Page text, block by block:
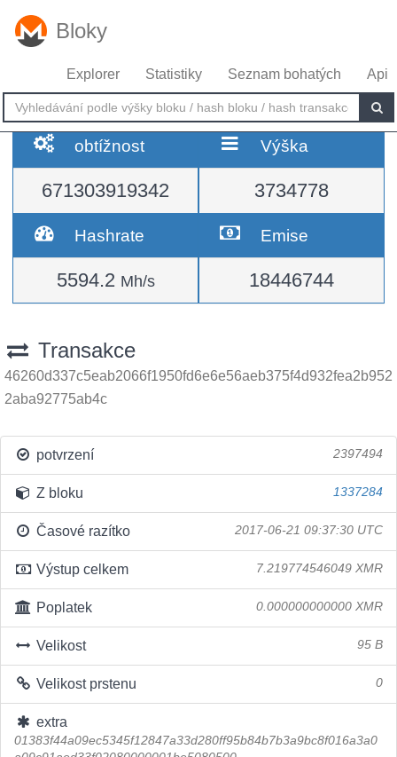
Bloky
Explorer Statistiky Seznam bohatých Api
obtížnost
671303919342
Výška
3734778
Hashrate
5594.2 Mh/s
Emise
18446744
Transakce
46260d337c5eab2066f1950fd6e6e56aeb375f4d932fea2b952
2aba92775ab4c
potvrzení 2397494
Z bloku 1337284
Časové razítko 2017-06-21 09:37:30 UTC
Výstup celkem 7.219774546049 XMR
Poplatek 0.000000000000 XMR
Velikost 95 B
Velikost prstenu 0
extra
01383f44a09ec5345f12847a33d280ff95b84b7b3a9bc8f016a3a0